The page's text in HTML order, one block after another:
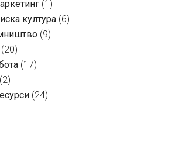
(1)
култура (6)
(9)
(20)
(17)
(2)
(24)